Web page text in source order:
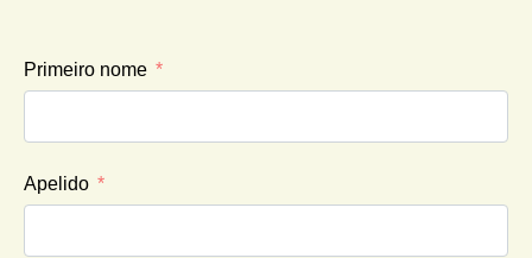
Primeiro nome
Apelido